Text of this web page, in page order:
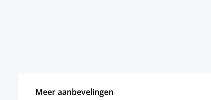
Meer aanbevelingen